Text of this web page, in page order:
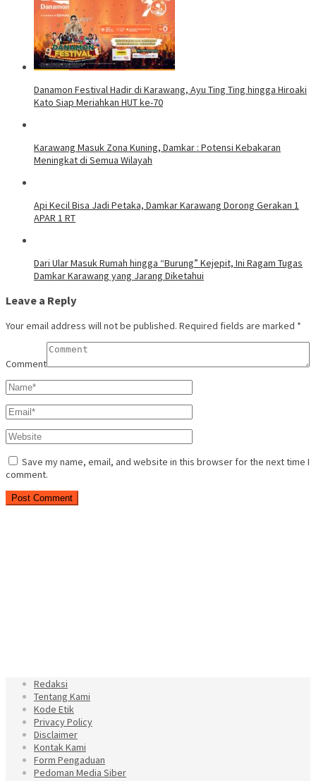
Danamon Festival Hadir di Karawang, Ayu Ting Ting hingga Hiroaki
Kato Siap Meriahkan HUT ke-70
Karawang Masuk Zona Kuning, Damkar : Potensi Kebakaran
Meningkat di Semua Wilayah
Api Kecil Bisa Jadi Petaka, Damkar Karawang Dorong Gerakan 1
APAR 1 RT
Dari Ular Masuk Rumah hingga “Burung” Kejepit, Ini Ragam Tugas
Damkar Karawang yang Jarang Diketahui
Leave a Reply
Your email address will not be published. Required fields are marked *
Comment
Save my name, email, and website in this browser for the next time I
comment.
Redaksi
Tentang Kami
Kode Etik
Privacy Policy
Disclaimer
Kontak Kami
Form Pengaduan
Pedoman Media Siber